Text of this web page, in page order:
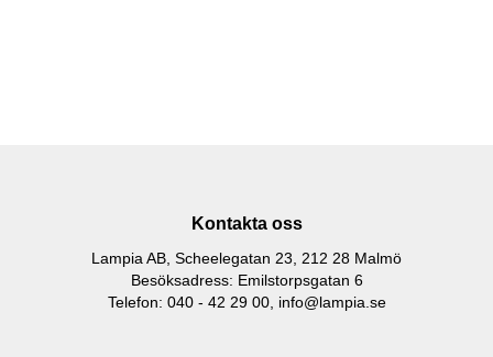
Kontakta oss
Lampia AB, Scheelegatan 23, 212 28 Malmö
Besöksadress: Emilstorpsgatan 6
Telefon: 040 - 42 29 00, info@lampia.se